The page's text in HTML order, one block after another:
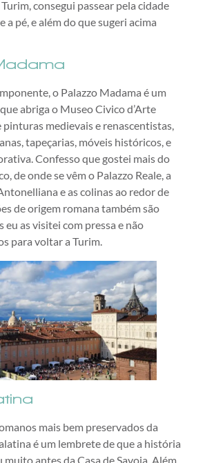
consegui passear pela cidade
a pé, e além do que sugeri acima
o Palazzo Madama é um
abriga o Museo Civico d’Arte
pinturas medievais e renascentistas,
tapeçarias, móveis históricos, e
Confesso que gostei mais do
de onde se vêm o Palazzo Reale, a
e as colinas ao redor de
de origem romana também são
eu as visitei com pressa e não
para voltar a Turim.
mais bem preservados da
é um lembrete de que a história
muito antes da Casa de Savoia. Além